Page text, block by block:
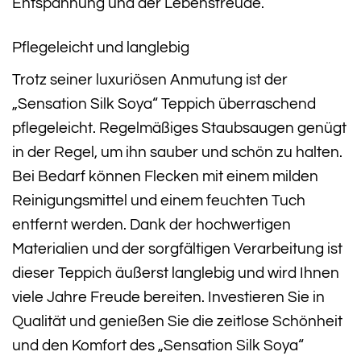
Entspannung und der Lebensfreude.
Pflegeleicht und langlebig
Trotz seiner luxuriösen Anmutung ist der
„Sensation Silk Soya“ Teppich überraschend
pflegeleicht. Regelmäßiges Staubsaugen genügt
in der Regel, um ihn sauber und schön zu halten.
Bei Bedarf können Flecken mit einem milden
Reinigungsmittel und einem feuchten Tuch
entfernt werden. Dank der hochwertigen
Materialien und der sorgfältigen Verarbeitung ist
dieser Teppich äußerst langlebig und wird Ihnen
viele Jahre Freude bereiten. Investieren Sie in
Qualität und genießen Sie die zeitlose Schönheit
und den Komfort des „Sensation Silk Soya“